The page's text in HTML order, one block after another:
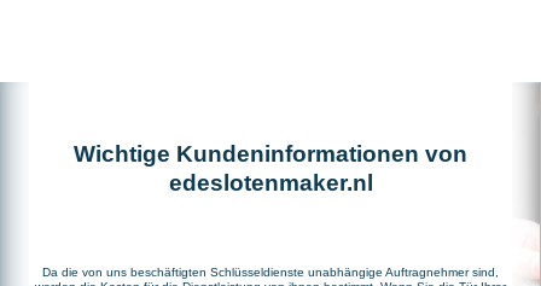
Wichtige Kundeninformationen von
edeslotenmaker.nl
Da die von uns beschäftigten Schlüsseldienste unabhängige Auftragnehmer sind,